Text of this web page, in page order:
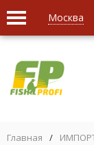
Москва
Главная /